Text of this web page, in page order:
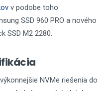
v podobe toho
SSD 960 PRO a nového
SSD M2 2280.
NVMe riešenia do